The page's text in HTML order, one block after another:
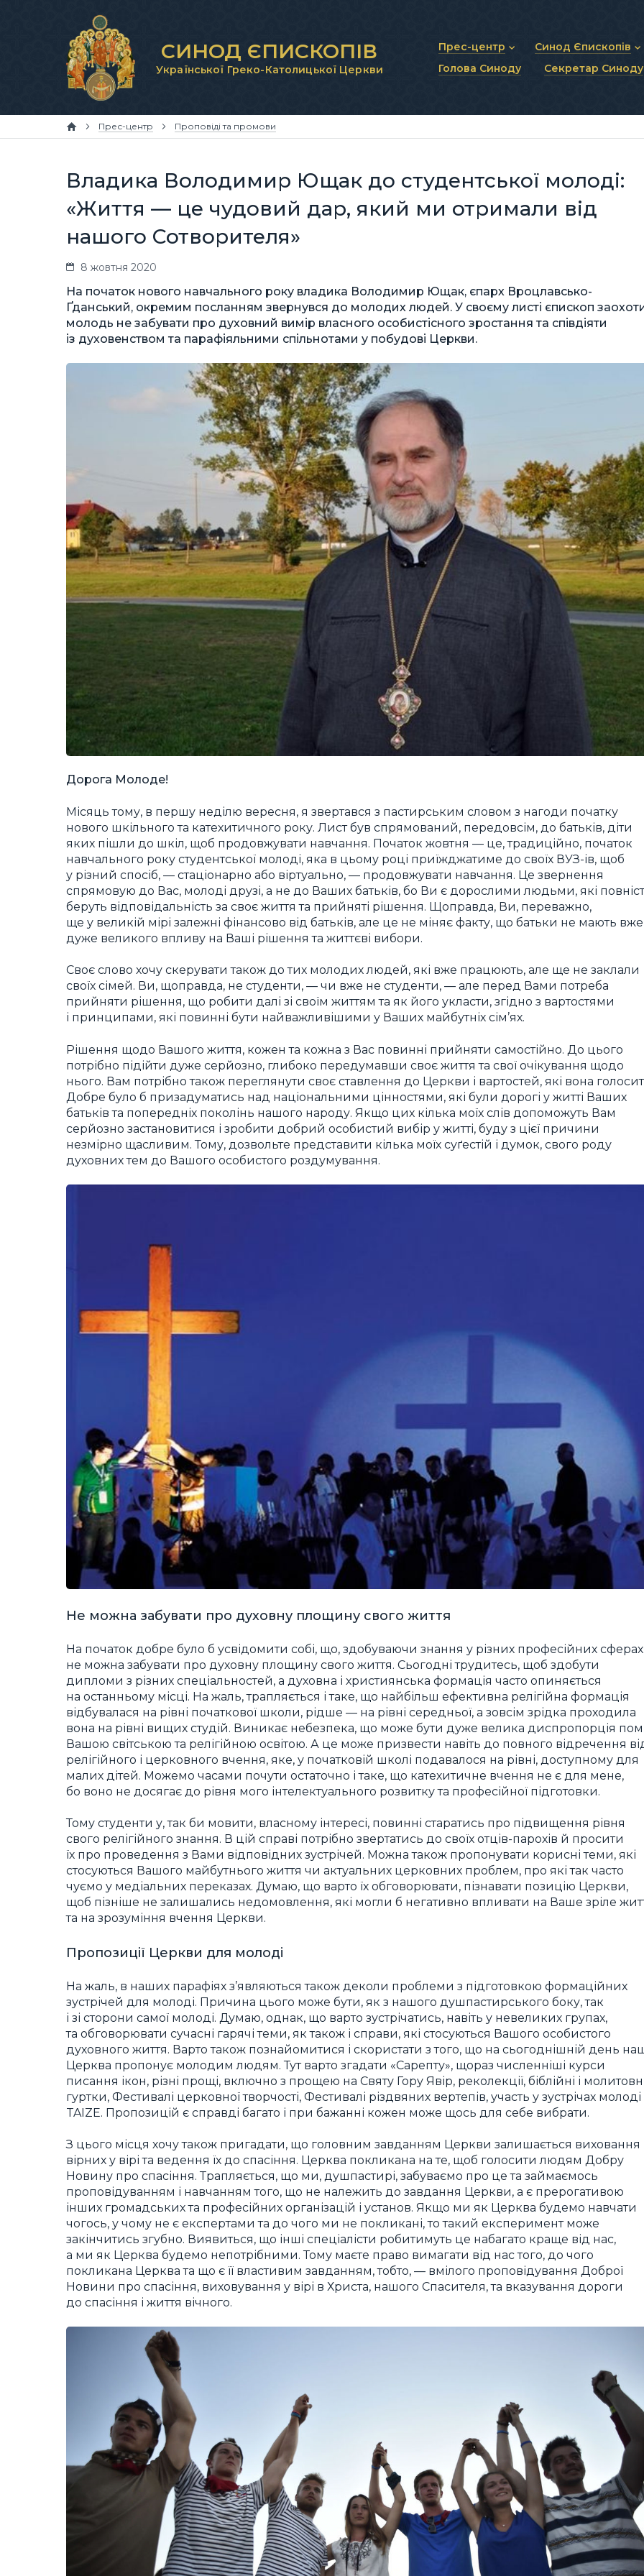
СИНОД ЄПИСКОПІВ
Української Греко-Католицької Церкви
Прес-центр
Новини та анонси
Синод Єпископів
Статут Синоду
Синодальні органи
Голова Синоду Секретар Синоду
Прес-центр Проповіді та промови
Владика Володимир Ющак до студентської молоді:
«Життя — це чудовий дар, який ми отримали від
нашого Сотворителя»
8 жовтня 2020
На початок нового навчального року владика Володимир Ющак, єпарх Вроцлавсько-
Ґданський, окремим посланням звернувся до молодих людей. У своєму листі єпископ
молодь не забувати про духовний вимір власного особистісного зростання та співдіяти
із духовенством та парафіяльними спільнотами у побудові Церкви.
Дорога Молоде!
Місяць тому, в першу неділю вересня, я звертався з пастирським словом з нагоди початку
нового шкільного та катехитичного року. Лист був спрямований, передовсім, до батьків, діти
яких пішли до шкіл, щоб продовжувати навчання. Початок жовтня — це, традиційно, початок
навчального року студентської молоді, яка в цьому році приїжджатиме до своїх ВУЗ-ів, щоб
у різний спосіб, — стаціонарно або віртуально, — продовжувати навчання. Це звернення
спрямовую до Вас, молоді друзі, а не до Ваших батьків, бо Ви є дорослими людьми, які
беруть відповідальність за своє життя та прийняті рішення. Щоправда, Ви, переважно,
ще у великій мірі залежні фінансово від батьків, але це не міняє факту, що батьки не мають вже
дуже великого впливу на Ваші рішення та життєві вибори.
Своє слово хочу скерувати також до тих молодих людей, які вже працюють, але ще не заклали
своїх сімей. Ви, щоправда, не студенти, — чи вже не студенти, — але перед Вами потреба
прийняти рішення, що робити далі зі своїм життям та як його укласти, згідно з вартостями
і принципами, які повинні бути найважливішими у Ваших майбутніх сім’ях.
Рішення щодо Вашого життя, кожен та кожна з Вас повинні прийняти самостійно. До цього
потрібно підійти дуже серйозно, глибоко передумавши своє життя та свої очікування щодо
нього. Вам потрібно також переглянути своє ставлення до Церкви і вартостей, які вона
Добре було б призадуматись над національними цінностями, які були дорогі у житті Ваших
батьків та попередніх поколінь нашого народу. Якщо цих кілька моїх слів допоможуть Вам
серйозно застановитися і зробити добрий особистий вибір у житті, буду з цієї причини
незмірно щасливим. Тому, дозвольте представити кілька моїх суґестій і думок, свого роду
духовних тем до Вашого особистого роздумування.
Не можна забувати про духовну площину свого життя
На початок добре було б усвідомити собі, що, здобуваючи знання у різних професійних
не можна забувати про духовну площину свого життя. Сьогодні трудитесь, щоб здобути
дипломи з різних спеціальностей, а духовна і християнська формація часто опиняється
на останньому місці. На жаль, трапляється і таке, що найбільш ефективна релігійна формація
відбувалася на рівні початкової школи, рідше — на рівні середньої, а зовсім зрідка проходила
вона на рівні вищих студій. Виникає небезпека, що може бути дуже велика диспропорція
Вашою світською та релігійною освітою. А це може призвести навіть до повного відречення
релігійного і церковного вчення, яке, у початковій школі подавалося на рівні, доступному для
малих дітей. Можемо часами почути остаточно і таке, що катехитичне вчення не є для мене,
бо воно не досягає до рівня мого інтелектуального розвитку та професійної підготовки.
Тому студенти у, так би мовити, власному інтересі, повинні старатись про підвищення рівня
свого релігійного знання. В цій справі потрібно звертатись до своїх отців-парохів й просити
їх про проведення з Вами відповідних зустрічей. Можна також пропонувати корисні теми, які
стосуються Вашого майбутнього життя чи актуальних церковних проблем, про які так часто
чуємо у медіальних переказах. Думаю, що варто їх обговорювати, пізнавати позицію Церкви,
щоб пізніше не залишались недомовлення, які могли б негативно впливати на Ваше зріле
та на зрозуміння вчення Церкви.
Пропозиції Церкви для молоді
На жаль, в наших парафіях з’являються також деколи проблеми з підготовкою формаційних
зустрічей для молоді. Причина цього може бути, як з нашого душпастирського боку, так
і зі сторони самої молоді. Думаю, однак, що варто зустрічатись, навіть у невеликих групах,
та обговорювати сучасні гарячі теми, як також і справи, які стосуються Вашого особистого
духовного життя. Варто також познайомитися і скористати з того, що на сьогоднішній день
Церква пропонує молодим людям. Тут варто згадати «Сарепту», щораз численніші курси
писання ікон, різні прощі, включно з прощею на Святу Гору Явір, реколекції, біблійні і
гуртки, Фестивалі церковної творчості, Фестивалі різдвяних вертепів, участь у зустрічах молоді
TAIZE. Пропозицій є справді багато і при бажанні кожен може щось для себе вибрати.
З цього місця хочу також пригадати, що головним завданням Церкви залишається виховання
вірних у вірі та ведення їх до спасіння. Церква покликана на те, щоб голосити людям Добру
Новину про спасіння. Трапляється, що ми, душпастирі, забуваємо про це та займаємось
проповідуванням і навчанням того, що не належить до завдання Церкви, а є прерогативою
інших громадських та професійних організацій і установ. Якщо ми як Церква будемо навчати
чогось, у чому не є експертами та до чого ми не покликані, то такий експеримент може
закінчитись згубно. Виявиться, що інші спеціалісти робитимуть це набагато краще від нас,
а ми як Церква будемо непотрібними. Тому маєте право вимагати від нас того, до чого
покликана Церква та що є її властивим завданням, тобто, — вмілого проповідування Доброї
Новини про спасіння, виховування у вірі в Христа, нашого Спасителя, та вказування дороги
до спасіння і життя вічного.